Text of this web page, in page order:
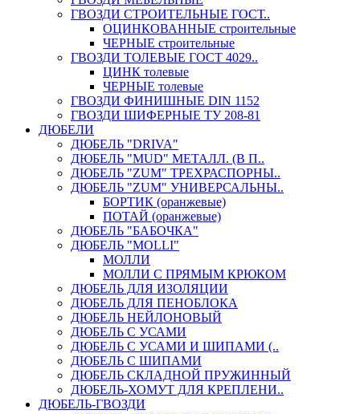
ГВОЗДИ СТРОИТЕЛЬНЫЕ ГОСТ..
ОЦИНКОВАННЫЕ строительные
ЧЕРНЫЕ строительные
ГВОЗДИ ТОЛЕВЫЕ ГОСТ 4029..
ЦИНК толевые
ЧЕРНЫЕ толевые
ГВОЗДИ ФИНИШНЫЕ DIN 1152
ГВОЗДИ ШИФЕРНЫЕ ТУ 208-81
ДЮБЕЛИ
ДЮБЕЛЬ "DRIVA"
ДЮБЕЛЬ "MUD" МЕТАЛЛ. (В П..
ДЮБЕЛЬ "ZUM" ТРЕХРАСПОРНЫ..
ДЮБЕЛЬ "ZUM" УНИВЕРСАЛЬНЫ..
БОРТИК (оранжевые)
ПОТАЙ (оранжевые)
ДЮБЕЛЬ "БАБОЧКА"
ДЮБЕЛЬ "МOLLI"
МОЛЛИ
МОЛЛИ С ПРЯМЫМ КРЮКОМ
ДЮБЕЛЬ ДЛЯ ИЗОЛЯЦИИ
ДЮБЕЛЬ ДЛЯ ПЕНОБЛОКА
ДЮБЕЛЬ НЕЙЛОНОВЫЙ
ДЮБЕЛЬ С УСАМИ
ДЮБЕЛЬ С УСАМИ И ШИПАМИ (..
ДЮБЕЛЬ С ШИПАМИ
ДЮБЕЛЬ СКЛАДНОЙ ПРУЖИННЫЙ
ДЮБЕЛЬ-ХОМУТ ДЛЯ КРЕПЛЕНИ..
ДЮБЕЛЬ-ГВОЗДИ